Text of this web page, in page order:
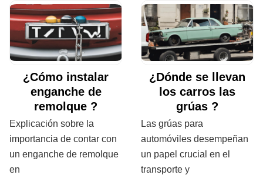
¿Cómo instalar
enganche de
remolque ?
Explicación sobre la
importancia de contar con
un enganche de remolque
en
¿Dónde se llevan
los carros las
grúas ?
Las grúas para
automóviles desempeñan
un papel crucial en el
transporte y